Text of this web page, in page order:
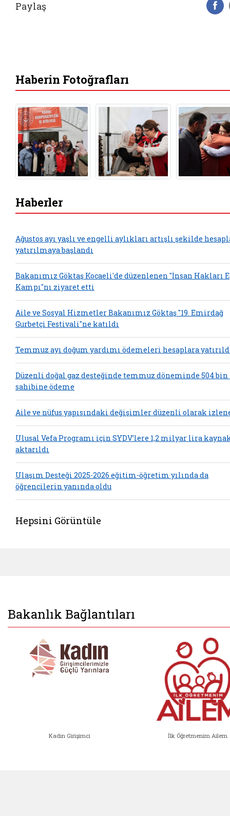
Paylaş
Haberin Fotoğrafları
Haberler
Ağustos ayı yaşlı ve engelli aylıkları artışlı şekilde
yatırılmaya başlandı
Bakanımız Göktaş Kocaeli'de düzenlenen "İnsan Hakları
Kampı"nı ziyaret etti
Aile ve Sosyal Hizmetler Bakanımız Göktaş "19. Emirdağ
Gurbetçi Festivali"ne katıldı
Temmuz ayı doğum yardımı ödemeleri hesaplara
Düzenli doğal gaz desteğinde temmuz döneminde 504
sahibine ödeme
Aile ve nüfus yapısındaki değişimler düzenli olarak
Ulusal Vefa Programı için SYDV’lere 1,2 milyar lira
aktarıldı
Ulaşım Desteği 2025-2026 eğitim-öğretim yılında da
öğrencilerin yanında oldu
Hepsini Görüntüle
Bakanlık Bağlantıları
Kadın Girişimci İlk Öğretmenim Ailem